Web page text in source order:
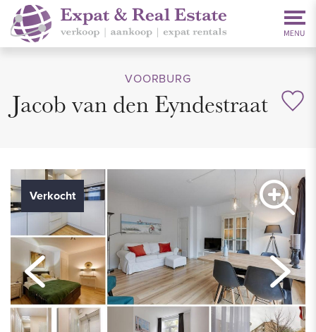
VOORBURG
Jacob van den Eyndestraat
Verkocht